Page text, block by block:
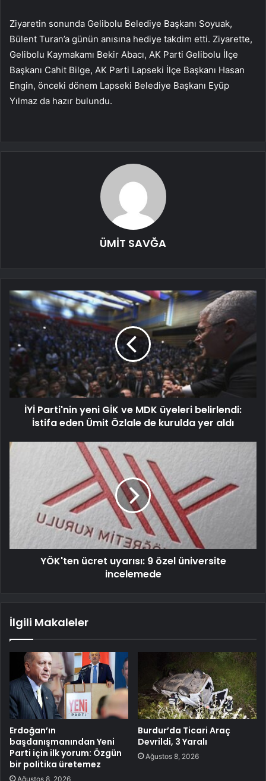
Ziyaretin sonunda Gelibolu Belediye Başkanı Soyuak,
Bülent Turan’a günün anısına hediye takdim etti. Ziyarette,
Gelibolu Kaymakamı Bekir Abacı, AK Parti Gelibolu İlçe
Başkanı Cahit Bilge, AK Parti Lapseki İlçe Başkanı Hasan
Engin, önceki dönem Lapseki Belediye Başkanı Eyüp
Yılmaz da hazır bulundu.
ÜMİT SAVĞA
İYİ Parti'nin yeni GİK ve MDK üyeleri belirlendi:
İstifa eden Ümit Özlale de kurulda yer aldı
YÖK'ten ücret uyarısı: 9 özel üniversite
incelemede
İlgili Makaleler
Erdoğan’ın
başdanışmanından Yeni
Parti için ilk yorum: Özgün
bir politika üretemez
Ağustos 8, 2026
Burdur’da Ticari Araç
Devrildi, 3 Yaralı
Ağustos 8, 2026